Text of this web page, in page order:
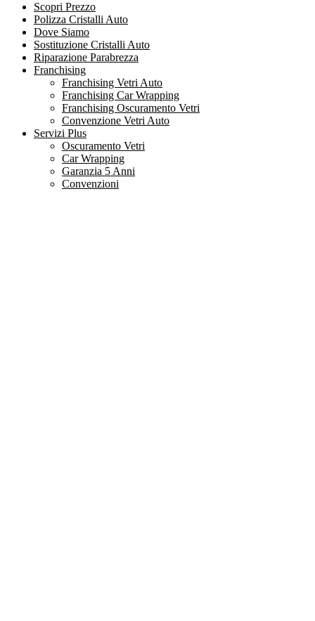
Scopri Prezzo
Polizza Cristalli Auto
Dove Siamo
Sostituzione Cristalli Auto
Riparazione Parabrezza
Franchising
Franchising Vetri Auto
Franchising Car Wrapping
Franchising Oscuramento Vetri
Convenzione Vetri Auto
Servizi Plus
Oscuramento Vetri
Car Wrapping
Garanzia 5 Anni
Convenzioni